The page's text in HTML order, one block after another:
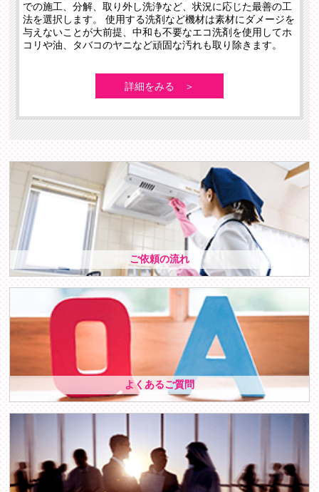
での施工、分解、取り外し洗浄など、状況に応じた最善の工
法を選択します。 使用する洗剤など機材は素材にダメージを
与えないことが大前提、中和も不要なエコ洗剤を使用してホ
コリや油、タバコのヤニなど頑固な汚れも取り除きます。
詳細をみる ＞
ご依頼の流れ
よくあるご質問